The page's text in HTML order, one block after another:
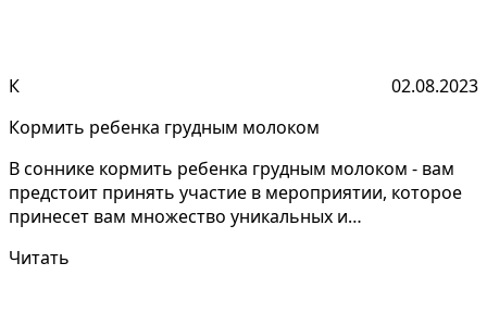
К
02.08.2023
Кормить ребенка грудным молоком
В соннике кормить ребенка грудным молоком - вам
предстоит принять участие в мероприятии, которое
принесет вам множество уникальных и
Читать